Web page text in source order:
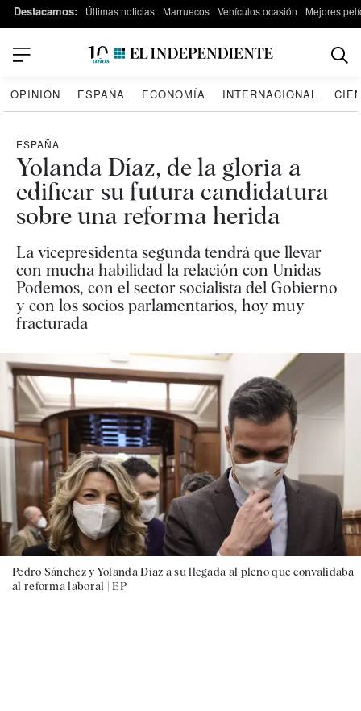
Destacamos: Últimas noticias Marruecos Vehículos ocasión Mejores
OPINIÓN ESPAÑA ECONOMÍA INTERNACIONAL
ESPAÑA
Yolanda Díaz, de la gloria a
edificar su futura candidatura
sobre una reforma herida
La vicepresidenta segunda tendrá que llevar
con mucha habilidad la relación con Unidas
Podemos, con el sector socialista del Gobierno
y con los socios parlamentarios, hoy muy
fracturada
Pedro Sánchez y Yolanda Díaz a su llegada al pleno que convalidaba
al reforma laboral |EP